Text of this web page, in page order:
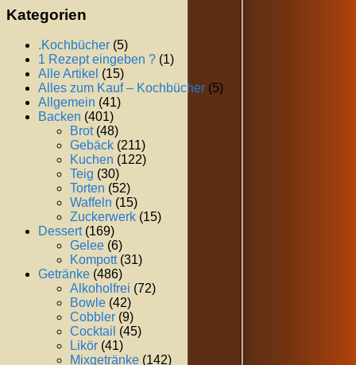
Kategorien
.Kochbücher (5)
1 Rezept eingeben ? (1)
Alle Artikel (15)
Alles zum Kauf – Kochbücher (5)
Allgemein (41)
Backen (401)
Brot(48)
Gebäck (211)
Kuchen (122)
Teig (30)
Torten (52)
Waffeln (15)
Zuckerwerk (15)
Dessert(169)
Gelee (6)
Kompott(31)
Getränke (486)
Alkoholfrei (72)
Bowle (42)
Cobbler (9)
Cocktail (45)
Likör (41)
Mixgetränke (142)